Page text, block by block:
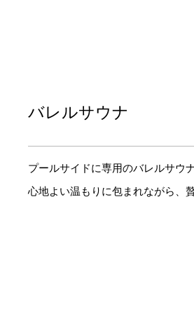
バレルサウナ
プールサイドに専用のバレルサウ
心地よい温もりに包まれながら、